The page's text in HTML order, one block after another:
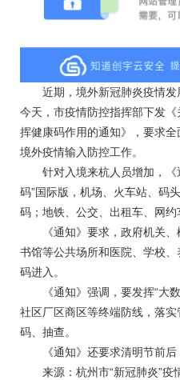
近期，境外新冠肺炎疫情发
今天，市疫情防控指挥部下发
挥健康码作用的通知》，要求
境外疫情输入防控工作。
针对入境来杭人员增加，《
码”国际版，机场、火车站、码
码；地铁、公交、出租车、网约
《通知》要求，政府机关、
书馆等公共场所和医院、学校
码进入。
《通知》强调，要发挥“大数
社区厂区商区等终端防线，落
码、抽查。
《通知》还要求清明节前后
来源：杭州市“新冠肺炎”疫